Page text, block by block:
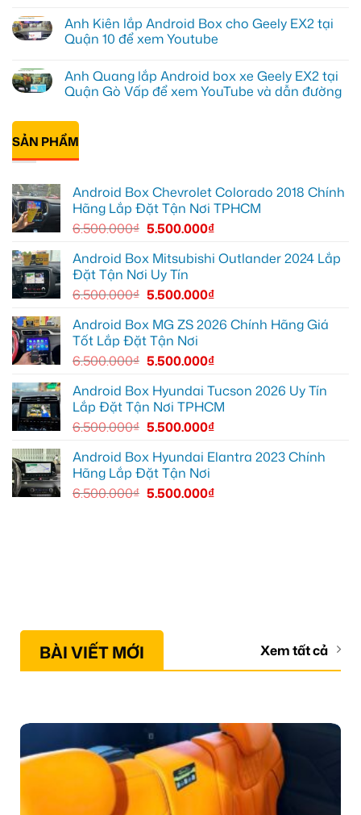
tại
Quận
1,
giải
trí
độ
bi
gầm
cho
Ford
Everest
Thủ
Đức
cần
ánh
sáng
bình
luận
ở
lắp
Camera
hành
ô
Suzuki
XL7
tại
ghi
mọi
cung
Anh Kiên lắp Android Box cho Geely EX2 tại
Quận 10 để xem Youtube
bình
luận
ở
Kiên
Android
Box
cho
tại
Quận
xem
Anh Quang lắp Android box xe Geely EX2 tại
Quận Gò Vấp để xem YouTube và dẫn đường
có
luận
ở
Anh
Android
box
Geely
EX2
Quận
Gò
Vấp
xem
dẫn
đường
SẢN PHẨM
Android Box Chevrolet Colorado 2018 Chính
Hãng Lắp Đặt Tận Nơi TPHCM
6.500.000₫ 5.500.000₫
Android Box Mitsubishi Outlander 2024 Lắp
Đặt Tận Nơi Uy Tín
6.500.000₫ 5.500.000₫
Android Box MG ZS 2026 Chính Hãng Giá
Tốt Lắp Đặt Tận Nơi
6.500.000₫ 5.500.000₫
Android Box Hyundai Tucson 2026 Uy Tín
Lắp Đặt Tận Nơi TPHCM
6.500.000₫ 5.500.000₫
Android Box Hyundai Elantra 2023 Chính
Hãng Lắp Đặt Tận Nơi
6.500.000₫ 5.500.000₫
BÀI VIẾT MỚI Xem tất cả